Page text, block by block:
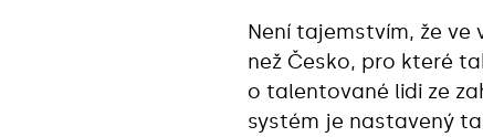
Není tajemstvím, že
než Česko, pro které
o talentované lidi ze
systém je nastavený